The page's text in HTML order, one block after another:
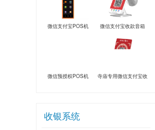
微信支付宝POS机 微信支付宝收款音箱
微信预授权POS机
寺庙专用微信支付宝收
收银系统